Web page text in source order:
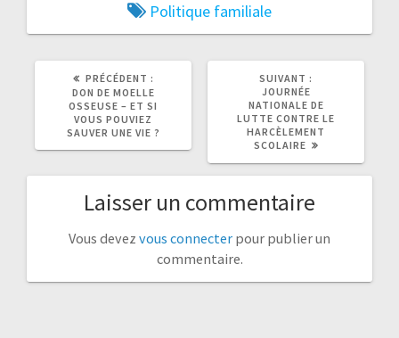
Politique familiale
PRÉCÉDENT :
ARTICLE
PRÉCÉDENT
DON DE MOELLE
OSSEUSE – ET SI
VOUS POUVIEZ
SAUVER UNE VIE ?
SUIVANT :
ARTICLE
JOURNÉE
NATIONALE DE
LUTTE CONTRE LE
HARCÈLEMENT
SCOLAIRE
Laisser un commentaire
Vous devez vous connecter pour publier un
commentaire.